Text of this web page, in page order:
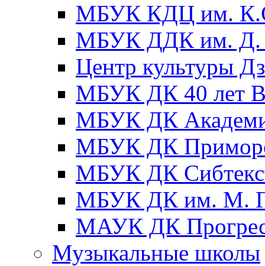
МБУК КДЦ им.
МБУК ДДК им. Д.
Центр культуры
МБУК ДК 40 лет
МБУК ДК
МБУК ДК
МБУК ДК
МБУК ДК им. М.
МАУК ДК
Музыкальные школы